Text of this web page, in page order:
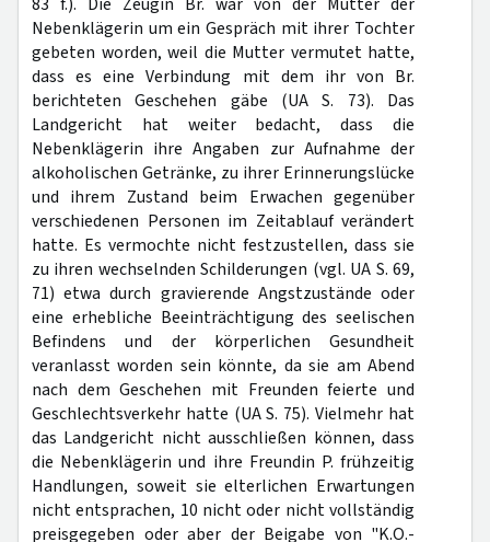
Nebenklägerin um ein Gespräch mit ihrer Tochter
gebeten worden, weil die Mutter vermutet hatte,
dass es eine Verbindung mit dem ihr von Br.
berichteten Geschehen gäbe (UA S. 73). Das
Landgericht hat weiter bedacht, dass die
Nebenklägerin ihre Angaben zur Aufnahme der
alkoholischen Getränke, zu ihrer Erinnerungslücke
und ihrem Zustand beim Erwachen gegenüber
verschiedenen Personen im Zeitablauf verändert
hatte. Es vermochte nicht festzustellen, dass sie
zu ihren wechselnden Schilderungen (vgl. UA S. 69,
71) etwa durch gravierende Angstzustände oder
eine erhebliche Beeinträchtigung des seelischen
Befindens und der körperlichen Gesundheit
veranlasst worden sein könnte, da sie am Abend
nach dem Geschehen mit Freunden feierte und
Geschlechtsverkehr hatte (UA S. 75). Vielmehr hat
das Landgericht nicht ausschließen können, dass
die Nebenklägerin und ihre Freundin P. frühzeitig
Handlungen, soweit sie elterlichen Erwartungen
nicht entsprachen, 10 nicht oder nicht vollständig
preisgegeben oder aber der Beigabe von "K.O.-